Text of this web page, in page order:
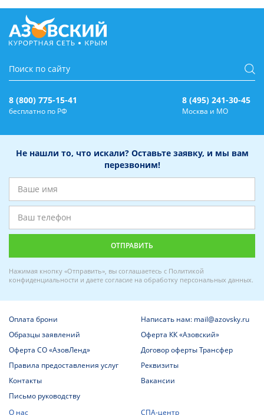
8 (800) 775-15-41 8 (495) 241-30-45
Не нашли то, что искали? Оставьте заявку, и мы вам
перезвоним!
Нажимая кнопку «Отправить», вы соглашаетесь с Политикой
Оплата брони
Написать нам: mail@azovsky.ru
Образцы заявлений
Оферта КК «Азовский»
Оферта СО «АзовЛенд»
Договор оферты Трансфер
Правила предоставления услуг
Реквизиты
Контакты
Письмо руководству